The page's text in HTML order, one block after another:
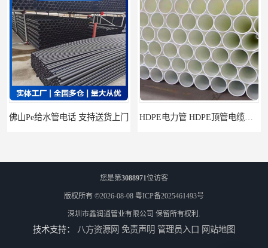
HDPE电力管 HDPE顶管电缆管保护套管
您是第3088971位访客
版权所有 ©2026-08-08 粤ICP备2025461493号
深圳市鑫润通管业有限公司 保留所有权利.
技术支持： 八方资源网 免责声明 管理员入口 网站地图